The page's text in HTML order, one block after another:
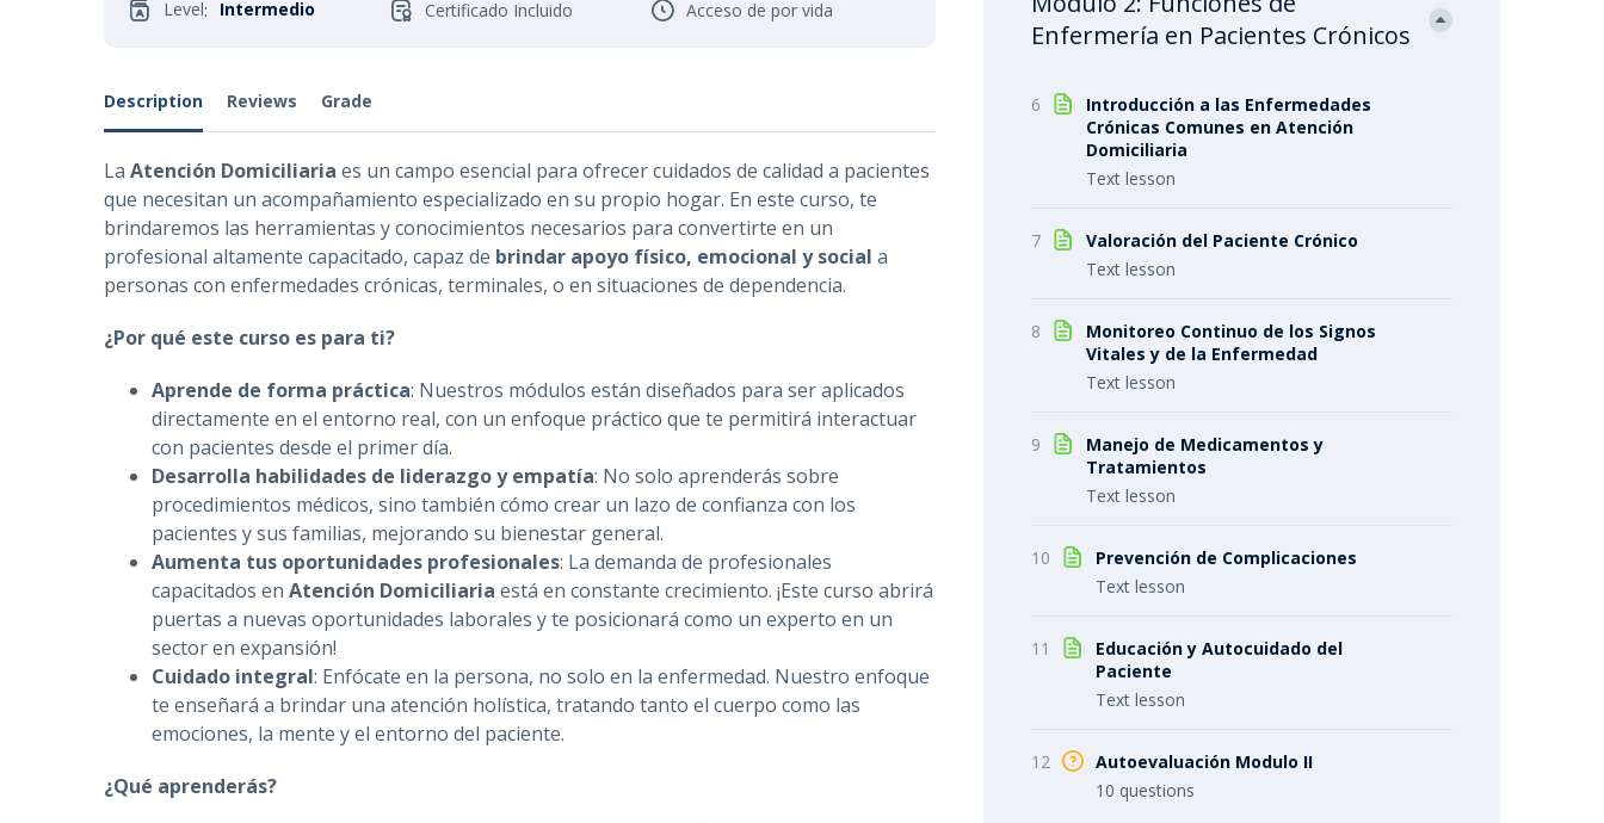
Level: Intermedio Certificado Incluido Acceso de por vida
Description Reviews Grade
La Atención Domiciliaria es un campo esencial para ofrecer cuidados de calidad a pacientes
que necesitan un acompañamiento especializado en su propio hogar. En este curso, te
brindaremos las herramientas y conocimientos necesarios para convertirte en un
profesional altamente capacitado, capaz de brindar apoyo físico, emocional y social a
personas con enfermedades crónicas, terminales, o en situaciones de dependencia.
¿Por qué este curso es para ti?
Aprende de forma práctica: Nuestros módulos están diseñados para ser aplicados
directamente en el entorno real, con un enfoque práctico que te permitirá interactuar
con pacientes desde el primer día.
Desarrolla habilidades de liderazgo y empatía: No solo aprenderás sobre
procedimientos médicos, sino también cómo crear un lazo de confianza con los
pacientes y sus familias, mejorando su bienestar general.
Aumenta tus oportunidades profesionales: La demanda de profesionales
capacitados en Atención Domiciliaria está en constante crecimiento. ¡Este curso abrirá
puertas a nuevas oportunidades laborales y te posicionará como un experto en un
sector en expansión!
Cuidado integral: Enfócate en la persona, no solo en la enfermedad. Nuestro enfoque
te enseñará a brindar una atención holística, tratando tanto el cuerpo como las
emociones, la mente y el entorno del paciente.
¿Qué aprenderás?
Enfermería en Pacientes Crónicos
6
Introducción a las Enfermedades
Crónicas Comunes en Atención
Domiciliaria
Text lesson
7
Valoración del Paciente Crónico
Text lesson
8
Monitoreo Continuo de los Signos
Vitales y de la Enfermedad
Text lesson
9
Manejo de Medicamentos y
Tratamientos
Text lesson
10
Prevención de Complicaciones
Text lesson
11
Educación y Autocuidado del
Paciente
Text lesson
12
Autoevaluación Modulo II
10 questions